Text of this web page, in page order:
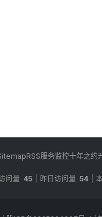
RSS服务监控十年之约
问量 45 昨日访问量 54